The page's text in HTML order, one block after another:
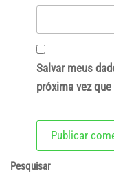
Salvar meus
próxima vez
Pesquisar